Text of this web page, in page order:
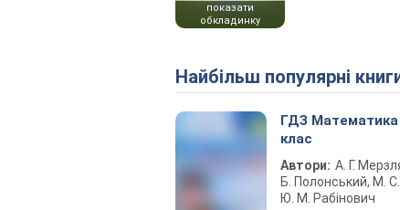
показати
обкладинку
Найбільш популярні
ГДЗ Математика
клас
Автори: А. Г.
Б. Полонський, М. С.
Ю. М. Рабінович